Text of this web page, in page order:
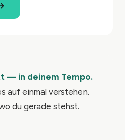
— in deinem Tempo.
auf einmal verstehen.
du gerade stehst.